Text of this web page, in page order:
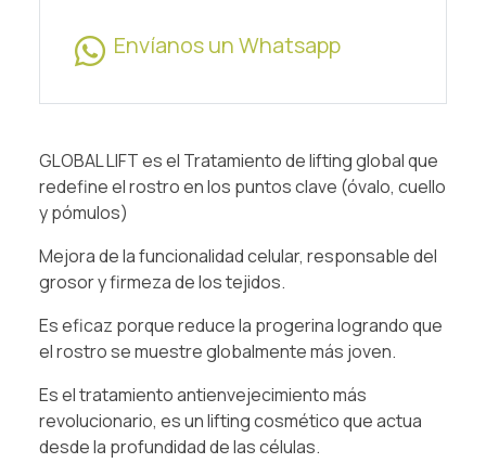
Envíanos un Whatsapp
GLOBAL LIFT es el Tratamiento de lifting global que
redefine el rostro en los puntos clave (óvalo, cuello
y pómulos)
Mejora de la funcionalidad celular, responsable del
grosor y firmeza de los tejidos.
Es eficaz porque reduce la progerina logrando que
el rostro se muestre globalmente más joven.
Es el tratamiento antienvejecimiento más
revolucionario, es un lifting cosmético que actua
desde la profundidad de las células.